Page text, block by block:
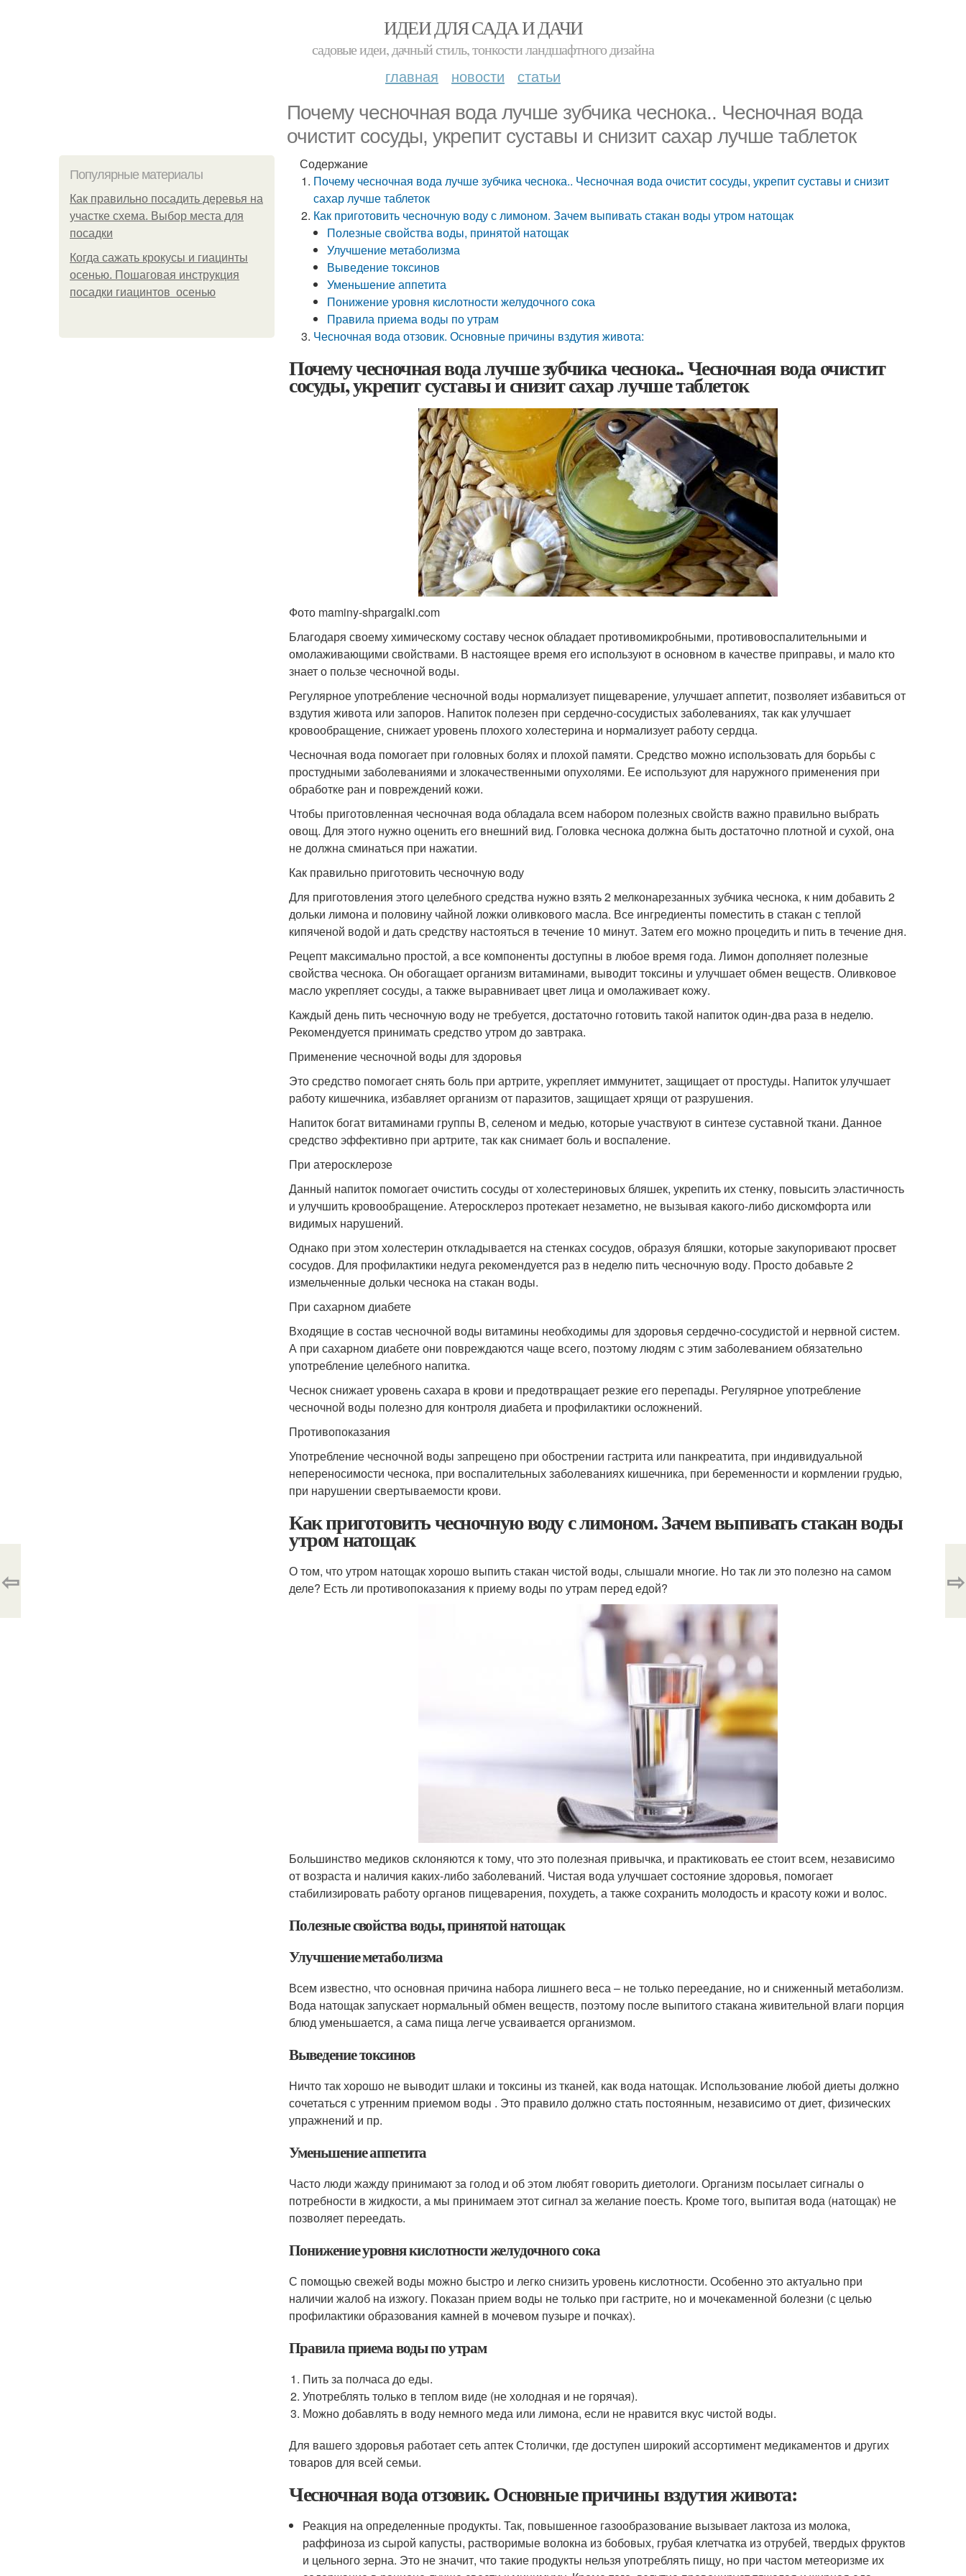
ИДЕИ ДЛЯ САДА И ДАЧИ
садовые идеи, дачный стиль, тонкости ландшафтного дизайна
главная новости статьи
Почему чесночная вода лучше зубчика чеснока.. Чесночная вода
очистит сосуды, укрепит суставы и снизит сахар лучше таблеток
Популярные материалы
Как правильно посадить деревья на
участке схема. Выбор места для
посадки
Когда сажать крокусы и гиацинты
осенью. Пошаговая инструкция
посадки гиацинтов осенью
Содержание
Почему чесночная вода лучше зубчика чеснока.. Чесночная вода очистит сосуды, укрепит суставы и снизит
сахар лучше таблеток
Как приготовить чесночную воду с лимоном. Зачем выпивать стакан воды утром натощак
Полезные свойства воды, принятой натощак
Улучшение метаболизма
Выведение токсинов
Уменьшение аппетита
Понижение уровня кислотности желудочного сока
Правила приема воды по утрам
Чесночная вода отзовик. Основные причины вздутия живота:
Почему чесночная вода лучше зубчика чеснока.. Чесночная вода очистит
сосуды, укрепит суставы и снизит сахар лучше таблеток
Фото maminy-shpargalki.com
Благодаря своему химическому составу чеснок обладает противомикробными, противовоспалительными и
омолаживающими свойствами. В настоящее время его используют в основном в качестве приправы, и мало кто
знает о пользе чесночной воды.
Регулярное употребление чесночной воды нормализует пищеварение, улучшает аппетит, позволяет избавиться от
вздутия живота или запоров. Напиток полезен при сердечно-сосудистых заболеваниях, так как улучшает
кровообращение, снижает уровень плохого холестерина и нормализует работу сердца.
Чесночная вода помогает при головных болях и плохой памяти. Средство можно использовать для борьбы с
простудными заболеваниями и злокачественными опухолями. Ее используют для наружного применения при
обработке ран и повреждений кожи.
Чтобы приготовленная чесночная вода обладала всем набором полезных свойств важно правильно выбрать
овощ. Для этого нужно оценить его внешний вид. Головка чеснока должна быть достаточно плотной и сухой, она
не должна сминаться при нажатии.
Как правильно приготовить чесночную воду
Для приготовления этого целебного средства нужно взять 2 мелконарезанных зубчика чеснока, к ним добавить 2
дольки лимона и половину чайной ложки оливкового масла. Все ингредиенты поместить в стакан с теплой
кипяченой водой и дать средству настояться в течение 10 минут. Затем его можно процедить и пить в течение дня.
Рецепт максимально простой, а все компоненты доступны в любое время года. Лимон дополняет полезные
свойства чеснока. Он обогащает организм витаминами, выводит токсины и улучшает обмен веществ. Оливковое
масло укрепляет сосуды, а также выравнивает цвет лица и омолаживает кожу.
Каждый день пить чесночную воду не требуется, достаточно готовить такой напиток один-два раза в неделю.
Рекомендуется принимать средство утром до завтрака.
Применение чесночной воды для здоровья
Это средство помогает снять боль при артрите, укрепляет иммунитет, защищает от простуды. Напиток улучшает
работу кишечника, избавляет организм от паразитов, защищает хрящи от разрушения.
Напиток богат витаминами группы В, селеном и медью, которые участвуют в синтезе суставной ткани. Данное
средство эффективно при артрите, так как снимает боль и воспаление.
При атеросклерозе
Данный напиток помогает очистить сосуды от холестериновых бляшек, укрепить их стенку, повысить эластичность
и улучшить кровообращение. Атеросклероз протекает незаметно, не вызывая какого-либо дискомфорта или
видимых нарушений.
Однако при этом холестерин откладывается на стенках сосудов, образуя бляшки, которые закупоривают просвет
сосудов. Для профилактики недуга рекомендуется раз в неделю пить чесночную воду. Просто добавьте 2
измельченные дольки чеснока на стакан воды.
При сахарном диабете
Входящие в состав чесночной воды витамины необходимы для здоровья сердечно-сосудистой и нервной систем.
А при сахарном диабете они повреждаются чаще всего, поэтому людям с этим заболеванием обязательно
употребление целебного напитка.
Чеснок снижает уровень сахара в крови и предотвращает резкие его перепады. Регулярное употребление
чесночной воды полезно для контроля диабета и профилактики осложнений.
Противопоказания
Употребление чесночной воды запрещено при обострении гастрита или панкреатита, при индивидуальной
непереносимости чеснока, при воспалительных заболеваниях кишечника, при беременности и кормлении грудью,
при нарушении свертываемости крови.
Как приготовить чесночную воду с лимоном. Зачем выпивать стакан воды
утром натощак
О том, что утром натощак хорошо выпить стакан чистой воды, слышали многие. Но так ли это полезно на самом
деле? Есть ли противопоказания к приему воды по утрам перед едой?
Большинство медиков склоняются к тому, что это полезная привычка, и практиковать ее стоит всем, независимо
от возраста и наличия каких-либо заболеваний. Чистая вода улучшает состояние здоровья, помогает
стабилизировать работу органов пищеварения, похудеть, а также сохранить молодость и красоту кожи и волос.
Полезные свойства воды, принятой натощак
Улучшение метаболизма
Всем известно, что основная причина набора лишнего веса – не только переедание, но и сниженный метаболизм.
Вода натощак запускает нормальный обмен веществ, поэтому после выпитого стакана живительной влаги порция
блюд уменьшается, а сама пища легче усваивается организмом.
Выведение токсинов
Ничто так хорошо не выводит шлаки и токсины из тканей, как вода натощак. Использование любой диеты должно
сочетаться с утренним приемом воды . Это правило должно стать постоянным, независимо от диет, физических
упражнений и пр.
Уменьшение аппетита
Часто люди жажду принимают за голод и об этом любят говорить диетологи. Организм посылает сигналы о
потребности в жидкости, а мы принимаем этот сигнал за желание поесть. Кроме того, выпитая вода (натощак) не
позволяет переедать.
Понижение уровня кислотности желудочного сока
С помощью свежей воды можно быстро и легко снизить уровень кислотности. Особенно это актуально при
наличии жалоб на изжогу. Показан прием воды не только при гастрите, но и мочекаменной болезни (с целью
профилактики образования камней в мочевом пузыре и почках).
Правила приема воды по утрам
Пить за полчаса до еды.
Употреблять только в теплом виде (не холодная и не горячая).
Можно добавлять в воду немного меда или лимона, если не нравится вкус чистой воды.
Для вашего здоровья работает сеть аптек Столички, где доступен широкий ассортимент медикаментов и других
товаров для всей семьи.
Чесночная вода отзовик. Основные причины вздутия живота:
Реакция на определенные продукты. Так, повышенное газообразование вызывает лактоза из молока,
раффиноза из сырой капусты, растворимые волокна из бобовых, грубая клетчатка из отрубей, твердых фруктов
и цельного зерна. Это не значит, что такие продукты нельзя употреблять пищу, но при частом метеоризме их
⇦ ⇨